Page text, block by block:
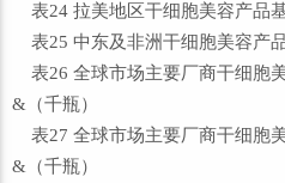
表24 拉美地区干细胞美容产品
表25 中东及非洲干细胞美容产
表26 全球市场主要厂商干细胞
&（千瓶）
表27 全球市场主要厂商干细胞
&（千瓶）